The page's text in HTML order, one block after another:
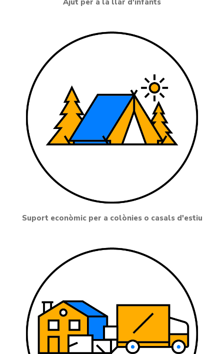
Ajut per a la llar d'infants
Suport econòmic per a colònies o casals d'estiu